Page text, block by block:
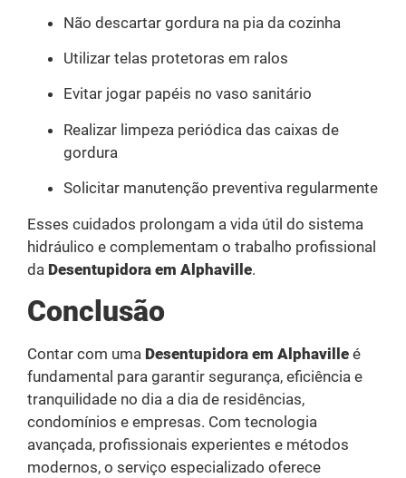
Não descartar gordura na pia da cozinha
Utilizar telas protetoras em ralos
Evitar jogar papéis no vaso sanitário
Realizar limpeza periódica das caixas de
gordura
Solicitar manutenção preventiva regularmente
Esses cuidados prolongam a vida útil do sistema
hidráulico e complementam o trabalho profissional
da Desentupidora em Alphaville.
Conclusão
Contar com uma Desentupidora em Alphaville é
fundamental para garantir segurança, eficiência e
tranquilidade no dia a dia de residências,
condomínios e empresas. Com tecnologia
avançada, profissionais experientes e métodos
modernos, o serviço especializado oferece